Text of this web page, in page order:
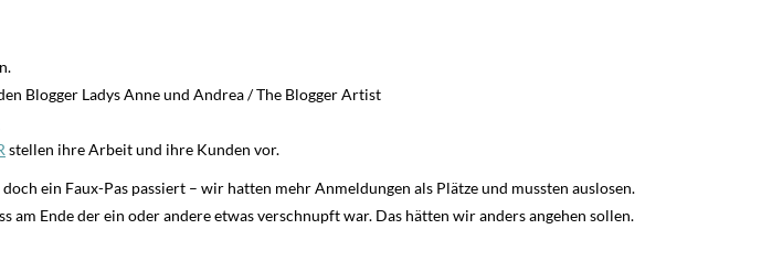
Blogger Ladys Anne und Andrea / The Blogger Artist
stellen ihre Arbeit und ihre Kunden vor.
ein Faux-Pas passiert – wir hatten mehr Anmeldungen als Plätze und mussten auslosen.
Ende der ein oder andere etwas verschnupft war. Das hätten wir anders angehen sollen.